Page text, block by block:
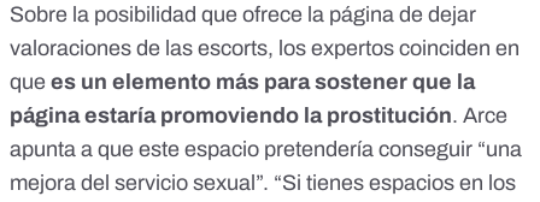
Sobre la posibilidad que ofrece la página de dejar
valoraciones de las escorts, los expertos coinciden en
que es un elemento más para sostener que la
página estaría promoviendo la prostitución. Arce
apunta a que este espacio pretendería conseguir “una
mejora del servicio sexual”. “Si tienes espacios en los